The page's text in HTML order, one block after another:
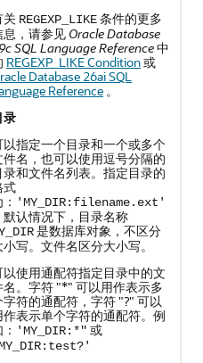
关 REGEXP_LIKE条件的更多
息，请参见 Oracle Database
SQL Language Reference中
REGEXP_LIKE Condition或
Database 26ai SQL
Reference 。
录
以指定一个目录和一个或多个
件名，也可以使用逗号分隔的
录和文件名列表。指定目录的
式
'MY_DIR:filename.ext'
默认情况下，目录名称
是数据库对象，不区分
小写。文件名区分大小写。
以使用通配符指定目录中的文
名。字符 "*" 可以用作表示多
字符的通配符，字符 "?" 可以
作表示单个字符的通配符。例
'MY_DIR:*" 或